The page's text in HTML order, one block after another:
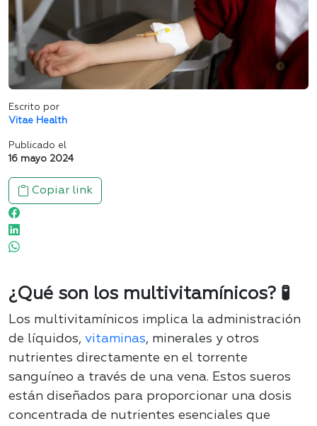
Escrito por
Vitae Health
Publicado el
16 mayo 2024
Copiar link
¿Qué son los multivitamínicos? 🧪
Los multivitamínicos implica la administración
de líquidos, vitaminas, minerales y otros
nutrientes directamente en el torrente
sanguíneo a través de una vena. Estos sueros
están diseñados para proporcionar una dosis
concentrada de nutrientes esenciales que